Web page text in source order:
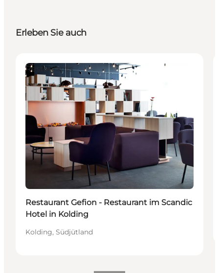
Erleben Sie auch
Nachhaltig
Restaurants
Restaurant Gefion - Restaurant im Scandic
Hotel in Kolding
Kolding, Südjütland